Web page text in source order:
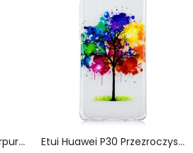
Etui Folio Huawei P30 Purpurowy Malowane Motyle I Kwiaty Etui Ochronne Etui Huawei P30 Przezroczyste Drzewo Akwarelowe Etui Ochronne